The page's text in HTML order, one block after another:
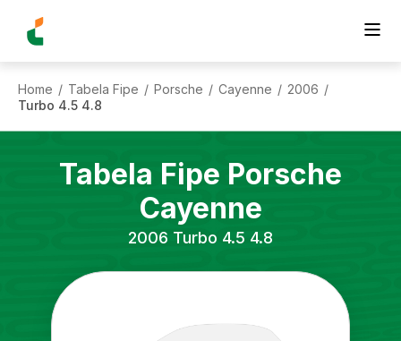
Home / Tabela Fipe / Porsche / Cayenne / 2006 /
Turbo 4.5 4.8
Tabela Fipe Porsche
Cayenne
2006 Turbo 4.5 4.8